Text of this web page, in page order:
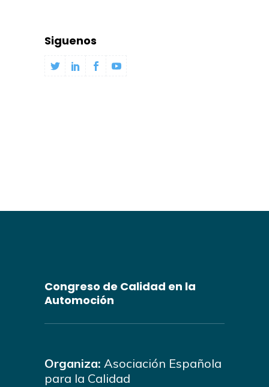
Siguenos
Congreso de Calidad en la
Automoción
Organiza: Asociación Española
para la Calidad